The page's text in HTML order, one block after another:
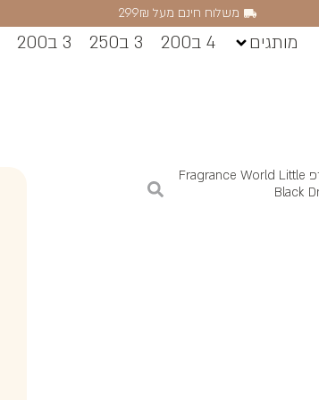
משלוח חינם מעל 299₪
מותגים 4 ב200 3 ב250 3 ב200
/ פרגרנס וורלד ליטל בלאק דרס אדפ Fragrance World Little
Black